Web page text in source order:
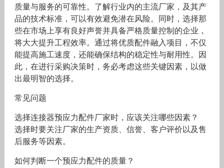
质量与服务的可靠性。了解行业内的主流厂家，及其产
品的技术标准，可以有效避免潜在风险。同时，选择那
些在市场上享有良好声誉并具备严格质量控制的企业，
将大大提升工程效率。通过将优质配件融入项目，不仅
能提高施工速度，还能确保结构的稳定性与耐用性。因
此，在进行采购决策时，务必考虑这些关键因素，以做
出最明智的选择。
常见问题
选择连接器预应力配件厂家时，应该关注哪些因素？
选择时要关注厂家的生产资质、信誉、客户评价以及售
后服务等因素。
如何判断一个预应力配件的质量？